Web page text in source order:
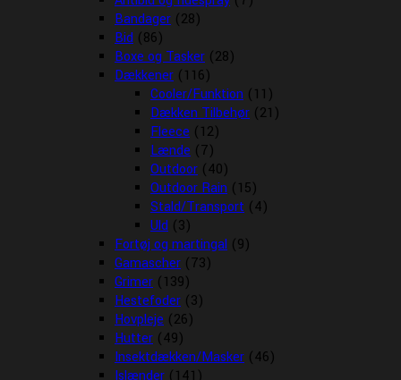
Bandager (28)
Bid (86)
Boxe og Tasker (28)
Dækkener (116)
Cooler/Funktion (11)
Dækken Tilbehør (21)
Fleece (12)
Lænde (7)
Outdoor (40)
Outdoor Rain (15)
Stald/Transport (4)
Uld (3)
Fortøj og martingal (9)
Gamascher (73)
Grimer (139)
Hestefoder (3)
Hovpleje (26)
Hutter (49)
Insektdækken/Masker (46)
Islænder (141)